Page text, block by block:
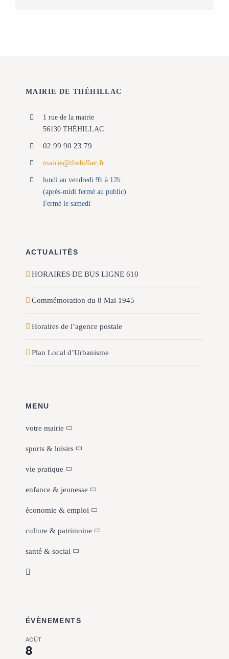
MAIRIE DE THÉHILLAC
1 rue de la mairie
56130 THÉHILLAC
02 99 90 23 79
mairie@thehillac.fr
lundi au vendredi 9h à 12h
(après-midi fermé au public)
Fermé le samedi
ACTUALITÉS
HORAIRES DE BUS LIGNE 610
Commémoration du 8 Mai 1945
Horaires de l’agence postale
Plan Local d’Urbanisme
MENU
votre mairie
sports & loisirs
vie pratique
enfance & jeunesse
économie & emploi
culture & patrimoine
santé & social
ÉVÈNEMENTS
AOÛT
8